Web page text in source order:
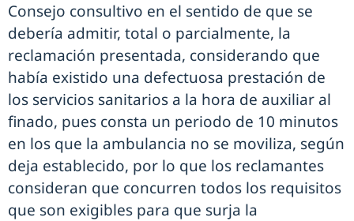
Consejo consultivo en el sentido de que se
debería admitir, total o parcialmente, la
reclamación presentada, considerando que
había existido una defectuosa prestación de
los servicios sanitarios a la hora de auxiliar al
finado, pues consta un periodo de 10 minutos
en los que la ambulancia no se moviliza, según
deja establecido, por lo que los reclamantes
consideran que concurren todos los requisitos
que son exigibles para que surja la